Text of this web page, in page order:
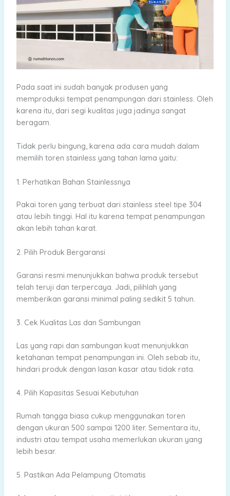
Pada saat ini sudah banyak produsen yang
memproduksi tempat penampungan dari stainless. Oleh
karena itu, dari segi kualitas juga jadinya sangat
beragam.
Tidak perlu bingung, karena ada cara mudah dalam
memilih toren stainless yang tahan lama yaitu:
1. Perhatikan Bahan Stainlessnya
Pakai toren yang terbuat dari stainless steel tipe 304
atau lebih tinggi. Hal itu karena tempat penampungan
akan lebih tahan karat.
2. Pilih Produk Bergaransi
Garansi resmi menunjukkan bahwa produk tersebut
telah teruji dan terpercaya. Jadi, pilihlah yang
memberikan garansi minimal paling sedikit 5 tahun.
3. Cek Kualitas Las dan Sambungan
Las yang rapi dan sambungan kuat menunjukkan
ketahanan tempat penampungan ini. Oleh sebab itu,
hindari produk dengan lasan kasar atau tidak rata.
4. Pilih Kapasitas Sesuai Kebutuhan
Rumah tangga biasa cukup menggunakan toren
dengan ukuran 500 sampai 1200 liter. Sementara itu,
industri atau tempat usaha memerlukan ukuran yang
lebih besar.
5. Pastikan Ada Pelampung Otomatis